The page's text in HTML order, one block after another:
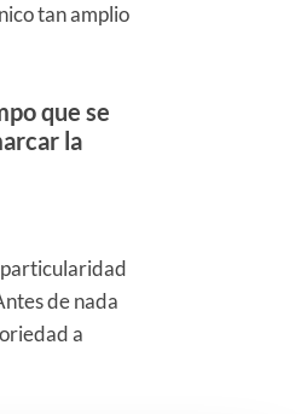
tan amplio
que se
la
particularidad
de nada
a